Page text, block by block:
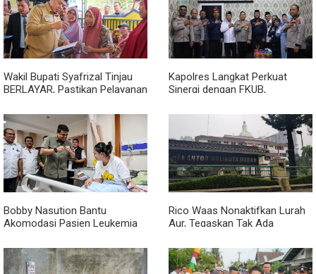
Wakil Bupati Syafrizal Tinjau
BERLAYAR, Pastikan Pelayanan
Kapolres Langkat Perkuat
Sinergi dengan FKUB,
Pilar Menjaga Kamtibmas
Bobby Nasution Bantu
Akomodasi Pasien Leukemia
RSUD Thomsen
Rico Waas Nonaktifkan Lurah
Aur, Tegaskan Tak Ada
Wewenang